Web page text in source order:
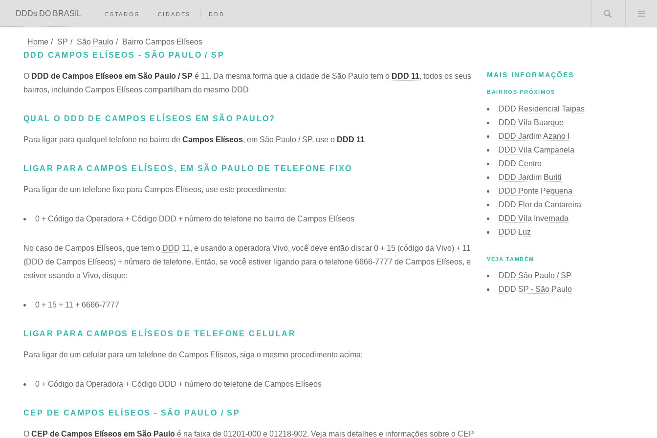
DDDs DO BRASIL ESTADOS CIDADES DDD Buscar
Home / SP / São Paulo /
Bairro Campos Elíseos
DDD CAMPOS ELÍSEOS - SÃO PAULO / SP
O DDD de Campos Elíseos em São Paulo / SP é 11. Da mesma forma que a cidade de São Paulo tem o DDD 11, todos os seus
bairros, incluindo Campos Elíseos compartilham do mesmo DDD
QUAL O DDD DE CAMPOS ELÍSEOS EM SÃO PAULO?
Para ligar para qualquel telefone no bairro de Campos Elíseos, em São Paulo / SP, use o DDD 11
LIGAR PARA CAMPOS ELÍSEOS, EM SÃO PAULO DE TELEFONE FIXO
Para ligar de um telefone fixo para Campos Elíseos, use este procedimento:
0 + Código da Operadora + Código DDD + número do telefone no bairro de Campos Elíseos
No caso de Campos Elíseos, que tem o DDD 11, e usando a operadora Vivo, você deve então discar 0 + 15 (código da Vivo) + 11
(DDD de Campos Elíseos) + número de telefone. Então, se você estiver ligando para o telefone 6666-7777 de Campos Elíseos, e
estiver usando a Vivo, disque:
0 + 15 + 11 + 6666-7777
LIGAR PARA CAMPOS ELÍSEOS DE TELEFONE CELULAR
Para ligar de um celular para um telefone de Campos Elíseos, siga o mesmo procedimento acima:
0 + Código da Operadora + Código DDD + número do telefone de Campos Elíseos
CEP DE CAMPOS ELÍSEOS - SÃO PAULO / SP
O CEP de Campos Elíseos em São Paulo é na faixa de 01201-000 e 01218-902. Veja mais detalhes e informações sobre o CEP
MAIS INFORMAÇÕES
BAIRROS PRÓXIMOS
DDD Residencial Taipas
DDD Vila Buarque
DDD Jardim Azano I
DDD Vila Campanela
DDD Centro
DDD Jardim Buriti
DDD Ponte Pequena
DDD Flor da Cantareira
DDD Vila Invernada
DDD Luz
VEJA TAMBÉM
DDD São Paulo / SP
DDD SP - São Paulo